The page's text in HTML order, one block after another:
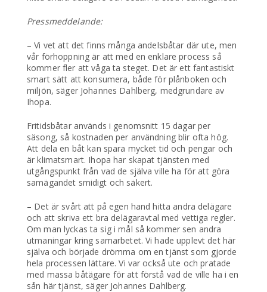
Pressmeddelande:
– Vi vet att det finns många andelsbåtar där ute, men
vår förhoppning är att med en enklare process så
kommer fler att våga ta steget. Det är ett fantastiskt
smart sätt att konsumera, både för plånboken och
miljön, säger Johannes Dahlberg, medgrundare av
Ihopa.
Fritidsbåtar används i genomsnitt 15 dagar per
säsong, så kostnaden per användning blir ofta hög.
Att dela en båt kan spara mycket tid och pengar och
är klimatsmart. Ihopa har skapat tjänsten med
utgångspunkt från vad de själva ville ha för att göra
samägandet smidigt och säkert.
– Det är svårt att på egen hand hitta andra delägare
och att skriva ett bra delägaravtal med vettiga regler.
Om man lyckas ta sig i mål så kommer sen andra
utmaningar kring samarbetet. Vi hade upplevt det här
själva och började drömma om en tjänst som gjorde
hela processen lättare. Vi var också ute och pratade
med massa båtägare för att förstå vad de ville ha i en
sån här tjänst, säger Johannes Dahlberg.